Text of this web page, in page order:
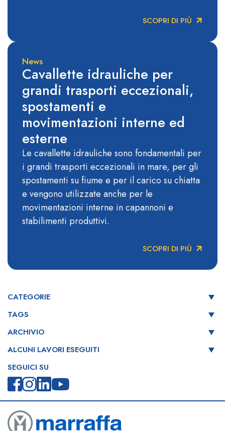
SCOPRI DI PIÙ
News
Cavallette idrauliche per
grandi trasporti eccezionali,
spostamenti e
movimentazioni interne ed
esterne
Le cavallette idrauliche sono fondamentali per
i grandi trasporti eccezionali in mare, per gli
spostamenti su fiume e per il carico su chiatta
e vengono utilizzate anche per le
movimentazioni interne in capannoni e
stabilimenti produttivi.
SCOPRI DI PIÙ
CATEGORIE
TAGS
ARCHIVIO
ALCUNI LAVORI ESEGUITI
SEGUICI SU